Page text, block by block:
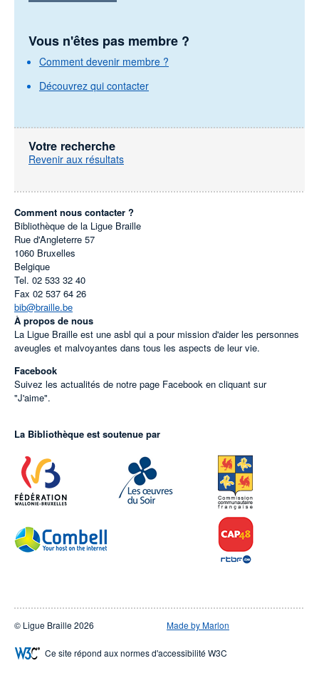
Vous n'êtes pas membre ?
Comment devenir membre ?
Découvrez qui contacter
Votre recherche
Revenir aux résultats
Comment nous contacter ?
Bibliothèque de la Ligue Braille
Rue d'Angleterre 57
1060 Bruxelles
Belgique
Tel. 02 533 32 40
Fax 02 537 64 26
bib@braille.be
À propos de nous
La Ligue Braille est une asbl qui a pour mission d'aider les personnes
aveugles et malvoyantes dans tous les aspects de leur vie.
Facebook
Suivez les actualités de notre page Facebook en cliquant sur
"J'aime".
La Bibliothèque est soutenue par
© Ligue Braille 2026 Made by Marlon
Ce site répond aux normes d'accessibilité W3C